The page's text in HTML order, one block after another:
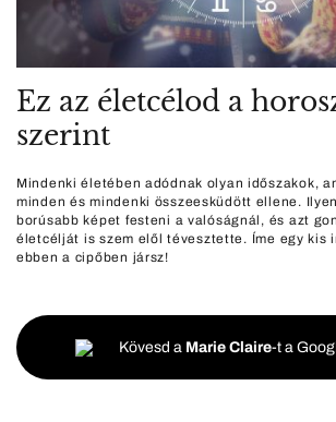
Ez az életcélod a
szerint
Mindenki életében adódnak olyan időszakok,
minden és mindenki összeesküdött ellene.
borúsabb képet festeni a valóságnál, és azt
életcélját is szem elől tévesztette. Íme egy kis
ebben a cipőben jársz!
Kövesd a Marie Claire-t a